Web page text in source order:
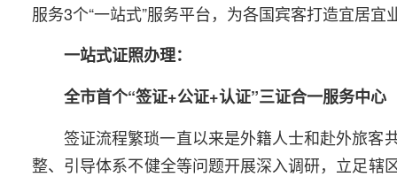
服务3个“一站式”服务平台，为各国宾客打造宜居
一站式证照办理：
全市首个“签证+公证+认证”三证合一服务中心
签证流程繁琐一直以来是外籍人士和赴外旅客
整、引导体系不健全等问题开展深入调研，立足